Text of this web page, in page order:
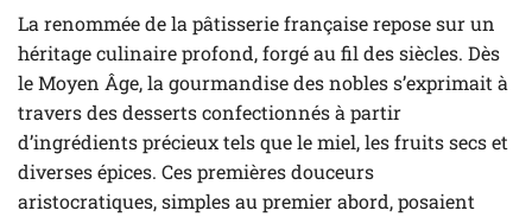
La renommée de la pâtisserie française repose sur un
héritage culinaire profond, forgé au fil des siècles. Dès
le Moyen Âge, la gourmandise des nobles s’exprimait à
travers des desserts confectionnés à partir
d’ingrédients précieux tels que le miel, les fruits secs et
diverses épices. Ces premières douceurs
aristocratiques, simples au premier abord, posaient